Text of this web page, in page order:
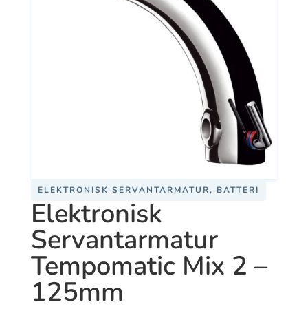
ELEKTRONISK SERVANTARMATUR, BATTERI
Elektronisk
Servantarmatur
Tempomatic Mix 2 –
125mm